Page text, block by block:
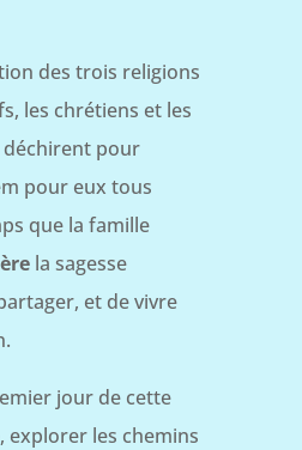
des trois religions
les chrétiens et les
déchirent pour
pour eux tous
que la famille
la sagesse
et de vivre
jour de cette
explorer les chemins